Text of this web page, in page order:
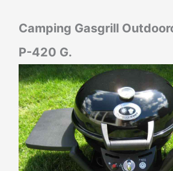
Camping Gasgrill
P-420 G.